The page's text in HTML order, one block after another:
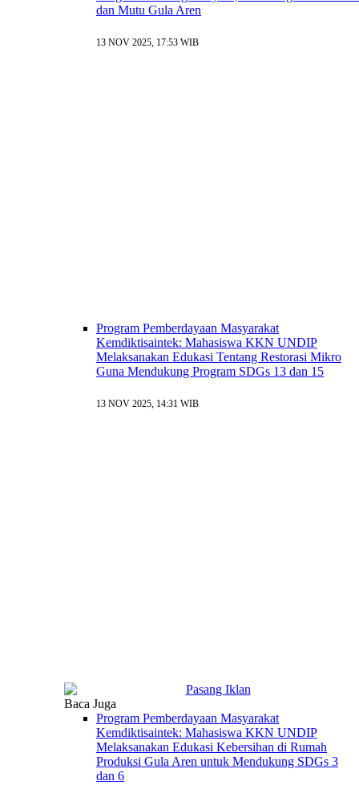
dan Mutu Gula Aren
13 NOV 2025, 17:53 WIB
Program Pemberdayaan Masyarakat
Kemdiktisaintek: Mahasiswa KKN UNDIP
Melaksanakan Edukasi Tentang Restorasi Mikro
Guna Mendukung Program SDGs 13 dan 15
13 NOV 2025, 14:31 WIB
Baca Juga
Program Pemberdayaan Masyarakat
Kemdiktisaintek: Mahasiswa KKN UNDIP
Melaksanakan Edukasi Kebersihan di Rumah
Produksi Gula Aren untuk Mendukung SDGs 3
dan 6